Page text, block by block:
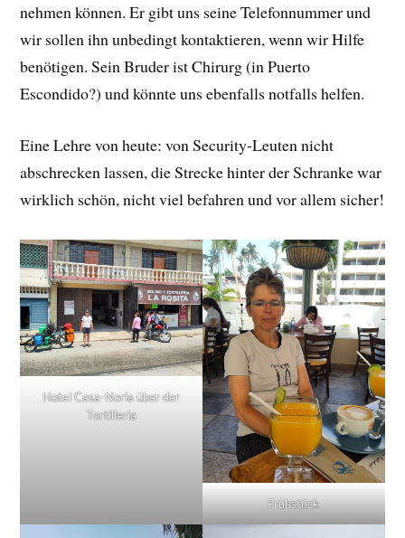
nehmen können. Er gibt uns seine Telefonnummer und
wir sollen ihn unbedingt kontaktieren, wenn wir Hilfe
benötigen. Sein Bruder ist Chirurg (in Puerto
Escondido?) und könnte uns ebenfalls notfalls helfen.
Eine Lehre von heute: von Security-Leuten nicht
abschrecken lassen, die Strecke hinter der Schranke war
wirklich schön, nicht viel befahren und vor allem sicher!
Hotel Casa-Noria über der
Tortilleria
Frühstück